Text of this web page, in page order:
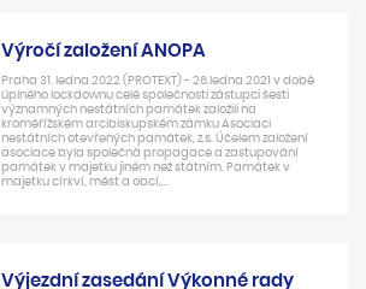
Výročí založení ANOPA
Praha 31. ledna 2022 (PROTEXT) - 26.ledna 2021 v době
úplného lockdownu celé společnosti zástupci šesti
významných nestátních památek založili na
kroměřížském arcibiskupském zámku Asociaci
nestátních otevřených památek, z.s. Účelem založení
asociace byla společná propagace a zastupování
památek v majetku jiném než státním. Památek v
majetku církví, měst a obcí,…
Výjezdní zasedání Výkonné rady